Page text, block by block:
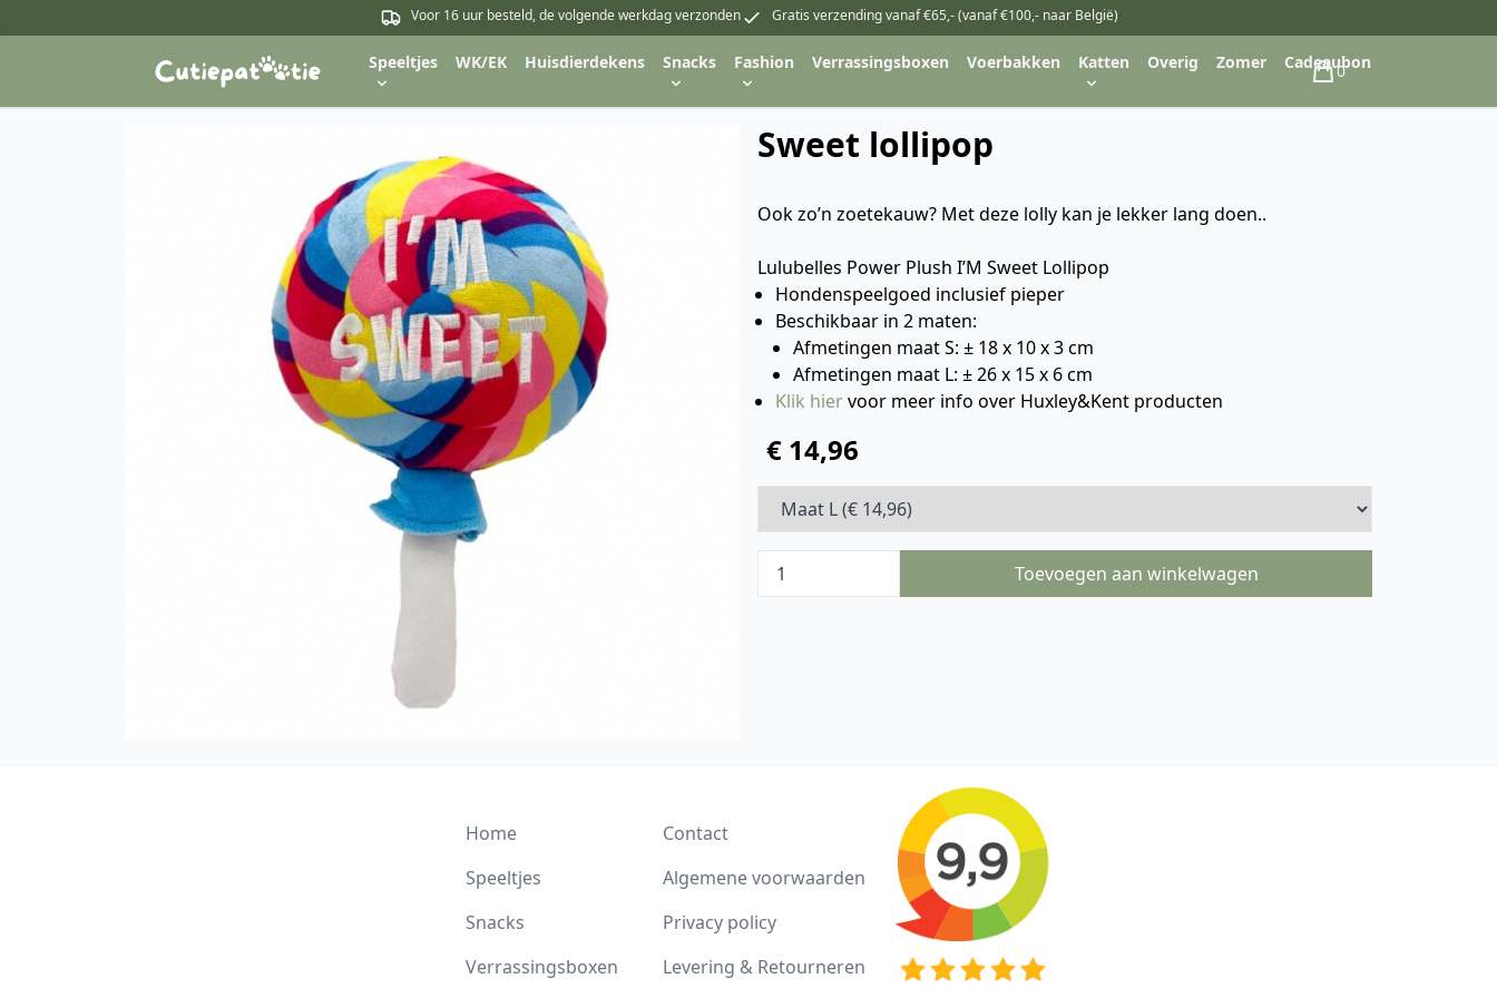
Voor 16 uur besteld, de volgende werkdag verzonden Gratis verzending vanaf €65,- (vanaf €100,- naar België)
Speeltjes WK/EK Huisdierdekens Snacks Fashion Verrassingsboxen Voerbakken Katten Overig Zomer Cadeaubon
Winkelwagen
0
Sweet lollipop
Ook zo’n zoetekauw? Met deze lolly kan je lekker lang doen..
Lulubelles Power Plush I’M Sweet Lollipop
Hondenspeelgoed inclusief pieper
Beschikbaar in 2 maten:
Afmetingen maat S: ± 18 x 10 x 3 cm
Afmetingen maat L: ± 26 x 15 x 6 cm
Klik hiervoor meer info over Huxley&Kent producten
€ 14,96
Toevoegen aan winkelwagen
Home
Speeltjes
Snacks
Verrassingsboxen
Contact
Algemene voorwaarden
Privacy policy
Levering & Retourneren